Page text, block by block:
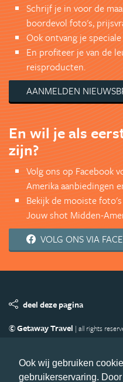
Ook wij gebruiken
gebruikerservaring.
Schrijf je in voor de
boordevol foto's,
Ook ontvang je
En profiteer je van de
reisproducten.
AANMELDEN
En wil je als
zijn?
Volg ons op Facebook
Amerika aanbiedingen
Bekijk de mooiste
Jouw shot Midden-
VOLG ONS VIA
deel deze pagina
© Getaway Travel | all rights
Copyright
Privacy statement